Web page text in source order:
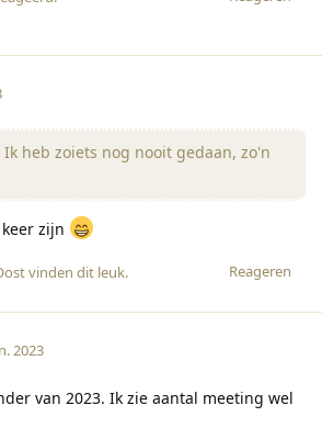
Ik heb zoiets nog nooit gedaan, zo'n
zijn
Reageren
vinden dit leuk.
2023
van 2023. Ik zie aantal meeting wel